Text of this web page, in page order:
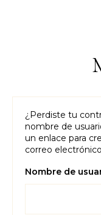
¿Perdiste tu
nombre de
un enlace para
correo
Nombre de